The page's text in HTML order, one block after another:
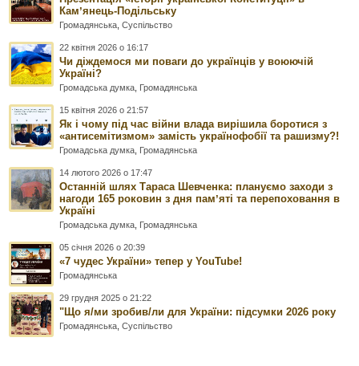
Камʼянець-Подільську
Громадянська ,Суспільство
22 квітня 2026 о 16:17
Чи діждемося ми поваги до українців у воюючій
Україні?
Громадська думка Громадянська
15 квітня 2026 о 21:57
Як і чому під час війни влада вирішила боротися з
«антисемітизмом» замість українофобії та рашизму?!
Громадська думка Громадянська
14 лютого 2026 о 17:47
Останній шлях Тараса Шевченка: плануємо заходи з
нагоди 165 роковин з дня памʼяті та перепоховання в
Україні
Громадська думка Громадянська
05 січня 2026 о 20:39
«7 чудес України» тепер у YouTube!
Громадянська
29 грудня 2025 о 21:22
"Що я/ми зробив/ли для України: підсумки 2026 року
Громадянська ,Суспільство